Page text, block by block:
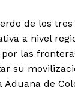
de los
a nivel
las
su
de